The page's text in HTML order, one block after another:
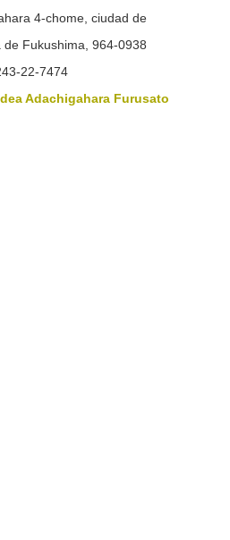
4-chome, ciudad de
Fukushima, 964-0938
22-7474
Adachigahara Furusato